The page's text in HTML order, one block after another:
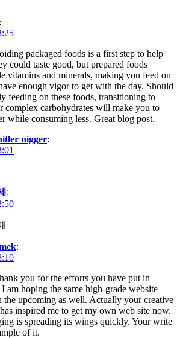
:
packaged foods is a first step to help
could taste good, but prepared foods
vitamins and minerals, making you feed on
enough vigor to get with the day. Should
feeding on these foods, transitioning to
complex carbohydrates will make you to
while consuming less. Great blog post.
nigger:
:
:
you for the efforts you have put in
am hoping the same high-grade website
the upcoming as well. Actually your creative
inspired me to get my own web site now.
is spreading its wings quickly. Your write
of it.